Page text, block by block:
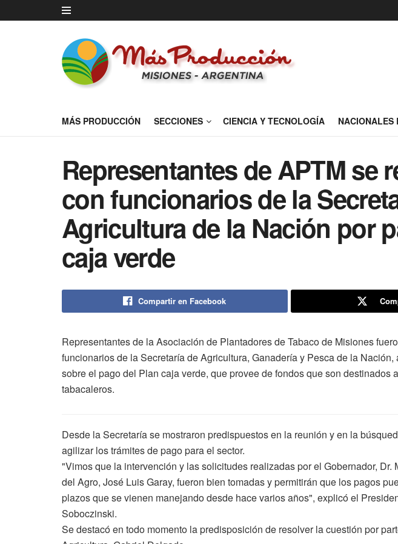
MÁS PRODUCCIÓN SECCIONES CIENCIA Y TECNOLOGÍA NACIONALES
Representantes de APTM se
con funcionarios de la
Agricultura de la Nación por
caja verde
Compartir en Facebook
Representantes de la Asociación de Plantadores de Tabaco de Misiones
funcionarios de la Secretaría de Agricultura, Ganadería y Pesca de la
sobre el pago del Plan caja verde, que provee de fondos que son destinados
tabacaleros.
Desde la Secretaría se mostraron predispuestos en la reunión y en la
agilizar los trámites de pago para el sector.
"Vimos que la intervención y las solicitudes realizadas por el Gobernador, Dr.
del Agro, José Luis Garay, fueron bien tomadas y permitirán que los pagos
plazos que se vienen manejando desde hace varios años", explicó el
Soboczinski.
Se destacó en todo momento la predisposición de resolver la cuestión por